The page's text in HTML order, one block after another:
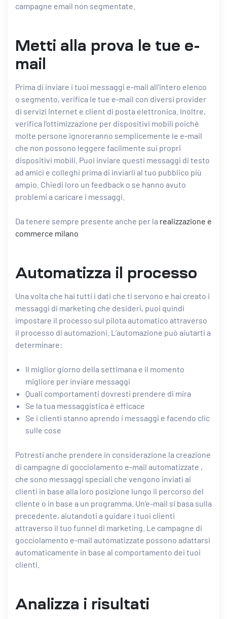
campagne email non segmentate.
Metti alla prova le tue e-
mail
Prima di inviare i tuoi messaggi e-mail all’intero elenco
o segmento, verifica le tue e-mail con diversi provider
di servizi Internet e client di posta elettronica. Inoltre,
verifica l’ottimizzazione per dispositivi mobili poiché
molte persone ignoreranno semplicemente le e-mail
che non possono leggere facilmente sui propri
dispositivi mobili. Puoi inviare questi messaggi di testo
ad amici e colleghi prima di inviarli al tuo pubblico più
ampio. Chiedi loro un feedback o se hanno avuto
problemi a caricare i messaggi.
Da tenere sempre presente anche per la realizzazione e
commerce milano
Automatizza il processo
Una volta che hai tutti i dati che ti servono e hai creato i
messaggi di marketing che desideri, puoi quindi
impostare il processo sul pilota automatico attraverso
il processo di automazioni. L’automazione può aiutarti a
determinare:
Il miglior giorno della settimana e il momento
migliore per inviare messaggi
Quali comportamenti dovresti prendere di mira
Se la tua messaggistica è efficace
Se i clienti stanno aprendo i messaggi e facendo clic
sulle cose
Potresti anche prendere in considerazione la creazione
di campagne di gocciolamento e-mail automatizzate ,
che sono messaggi speciali che vengono inviati ai
clienti in base alla loro posizione lungo il percorso del
cliente o in base a un programma. Un’e-mail si basa sulla
precedente, aiutandoti a guidare i tuoi clienti
attraverso il tuo funnel di marketing. Le campagne di
gocciolamento e-mail automatizzate possono adattarsi
automaticamente in base al comportamento dei tuoi
clienti.
Analizza i risultati